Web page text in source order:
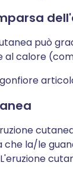
può
al calore
che la/le